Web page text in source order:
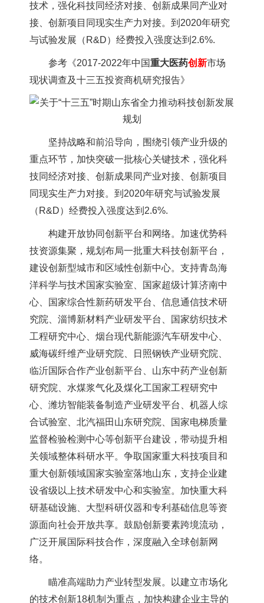
技术，强化科技同经济对接、创新成果同产业对
接、创新项目同现实生产力对接。到2020年研究
与试验发展（R&D）经费投入强度达到2.6%.
参考《2017-2022年中国重大医药创新市场
现状调查及十三五投资商机研究报告》
坚持战略和前沿导向，围绕引领产业升级的
重点环节，加快突破一批核心关键技术，强化科
技同经济对接、创新成果同产业对接、创新项目
同现实生产力对接。到2020年研究与试验发展
（R&D）经费投入强度达到2.6%.
构建开放协同创新平台和网络。加速优势科
技资源集聚，规划布局一批重大科技创新平台，
建设创新型城市和区域性创新中心。支持青岛海
洋科学与技术国家实验室、国家超级计算济南中
心、国家综合性新药研发平台、信息通信技术研
究院、淄博新材料产业研发平台、国家纺织技术
工程研究中心、烟台现代新能源汽车研发中心、
威海碳纤维产业研究院、日照钢铁产业研究院、
临沂国际合作产业创新平台、山东中药产业创新
研究院、水煤浆气化及煤化工国家工程研究中
心、潍坊智能装备制造产业研发平台、机器人综
合试验室、北汽福田山东研究院、国家电梯质量
监督检验检测中心等创新平台建设，带动提升相
关领域整体科研水平。争取国家重大科技项目和
重大创新领域国家实验室落地山东，支持企业建
设省级以上技术研发中心和实验室。加快重大科
研基础设施、大型科研仪器和专利基础信息等资
源面向社会开放共享。鼓励创新要素跨境流动，
广泛开展国际科技合作，深度融入全球创新网
络。
瞄准高端助力产业转型发展。以建立市场化
的技术创新18机制为重点，加快构建企业主导的